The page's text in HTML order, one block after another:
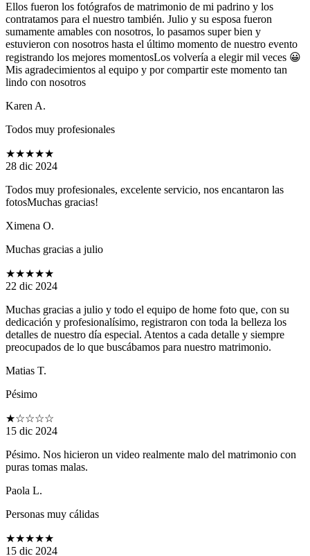
Ellos fueron los fotógrafos de matrimonio de mi padrino y los
contratamos para el nuestro también. Julio y su esposa fueron
sumamente amables con nosotros, lo pasamos super bien y
estuvieron con nosotros hasta el último momento de nuestro evento
registrando los mejores momentosLos volvería a elegir mil veces 😀
Mis agradecimientos al equipo y por compartir este momento tan
lindo con nosotros
Karen A.
Todos muy profesionales
★★★★★
28 dic 2024
Todos muy profesionales, excelente servicio, nos encantaron las
fotosMuchas gracias!
Ximena O.
Muchas gracias a julio
★★★★★
22 dic 2024
Muchas gracias a julio y todo el equipo de home foto que, con su
dedicación y profesionalísimo, registraron con toda la belleza los
detalles de nuestro día especial. Atentos a cada detalle y siempre
preocupados de lo que buscábamos para nuestro matrimonio.
Matias T.
Pésimo
★☆☆☆☆
15 dic 2024
Pésimo. Nos hicieron un video realmente malo del matrimonio con
puras tomas malas.
Paola L.
Personas muy cálidas
★★★★★
15 dic 2024